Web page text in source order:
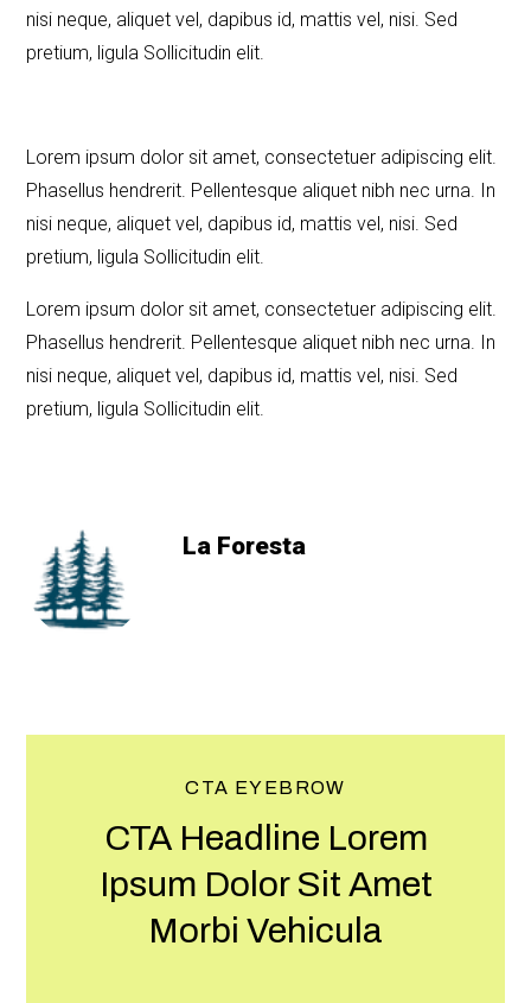
nisi neque, aliquet vel, dapibus id, mattis vel, nisi. Sed
pretium, ligula Sollicitudin elit.
Lorem ipsum dolor sit amet, consectetuer adipiscing elit.
Phasellus hendrerit. Pellentesque aliquet nibh nec urna. In
nisi neque, aliquet vel, dapibus id, mattis vel, nisi. Sed
pretium, ligula Sollicitudin elit.
Lorem ipsum dolor sit amet, consectetuer adipiscing elit.
Phasellus hendrerit. Pellentesque aliquet nibh nec urna. In
nisi neque, aliquet vel, dapibus id, mattis vel, nisi. Sed
pretium, ligula Sollicitudin elit.
La Foresta
CTA EYEBROW
CTA Headline Lorem
Ipsum Dolor Sit Amet
Morbi Vehicula